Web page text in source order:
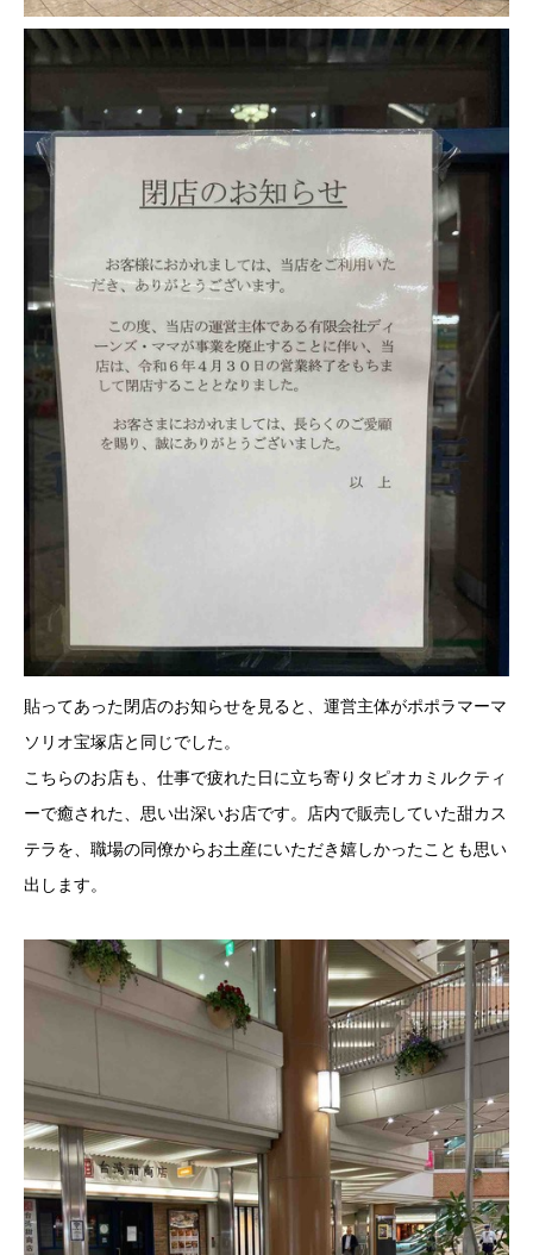
貼ってあった閉店のお知らせを見ると、運営主体がポポラマーマ
ソリオ宝塚店と同じでした。
こちらのお店も、仕事で疲れた日に立ち寄りタピオカミルクティ
ーで癒された、思い出深いお店です。店内で販売していた甜カス
テラを、職場の同僚からお土産にいただき嬉しかったことも思い
出します。